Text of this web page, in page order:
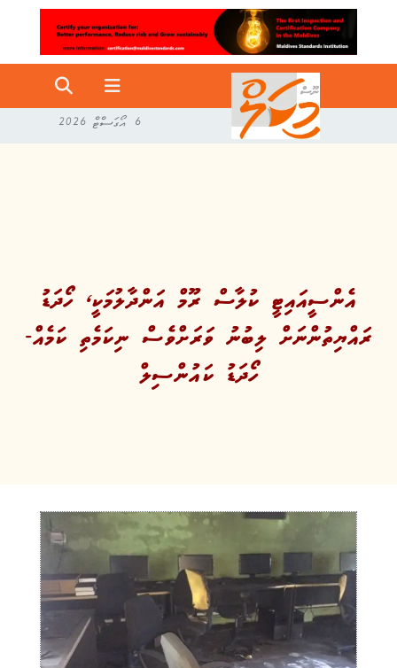
6 އޯގަސްޓް 2026
އެންސީއައިޓީ ކުލާސް ރޫމް އަންދާލުމަކީ، ހޯދަޑު
ރައްޔިތުންނަށް ލިބުނު ވަރަށްވެސް ނިކަމެތި ކަމެއް-
ހޯދަޑު ކައުންސިލް